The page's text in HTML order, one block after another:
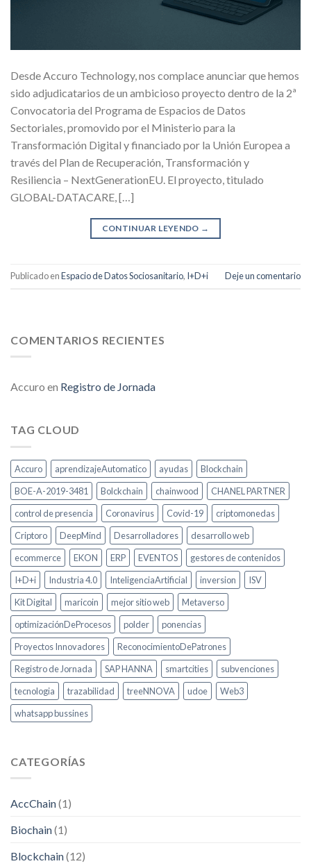
Desde Accuro Technology, nos complace anunciar que hemos
sido adjudicatarios de un ambicioso proyecto dentro de la 2ª
Convocatoria del Programa de Espacios de Datos
Sectoriales, promovido por el Ministerio para la
Transformación Digital y financiado por la Unión Europea a
través del Plan de Recuperación, Transformación y
Resiliencia – NextGenerationEU. El proyecto, titulado
GLOBAL-DATACARE, […]
CONTINUAR LEYENDO →
Publicado enEspacio de Datos Sociosanitario, I+D+i Deje un comentario
COMENTARIOS RECIENTES
Accuro en Registro de Jornada
TAG CLOUD
Accuro aprendizajeAutomatico ayudas
Blockchain
BOE-A-2019-3481
Bolckchain chainwood
CHANEL PARTNER
control de presencia
Coronavirus Covid-19
criptomonedas
Criptoro
DeepMind Desarrolladores
desarrollo web
ecommerce
EKON ERP EVENTOS
gestores de contenidos
I+D+i
Industria 4.0 InteligenciaArtificial inversion
ISV
Kit Digital
maricoin mejor sitio web
Metaverso
optimizaciónDeProcesos
polder
ponencias
Proyectos Innovadores
ReconocimientoDePatrones
Registro de Jornada
SAP HANNA smartcities
subvenciones
tecnologia
trazabilidad treeNNOVA udoe
Web3
whatsapp bussines
CATEGORÍAS
AccChain(1)
Biochain(1)
Blockchain(12)